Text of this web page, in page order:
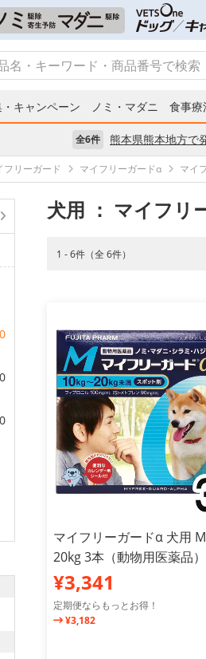
キャンペーン ノミ・マダニ 食事療
全6件 熊本県熊本地方で
フリーガード マイフリーガードα マイ
犬用 ： マイフ
1 - 6件（全 6件）
マイフリーガードα 犬用
20kg 3本（動物用医薬品）
¥3,341
定期便ならもっとお得！
¥3,182